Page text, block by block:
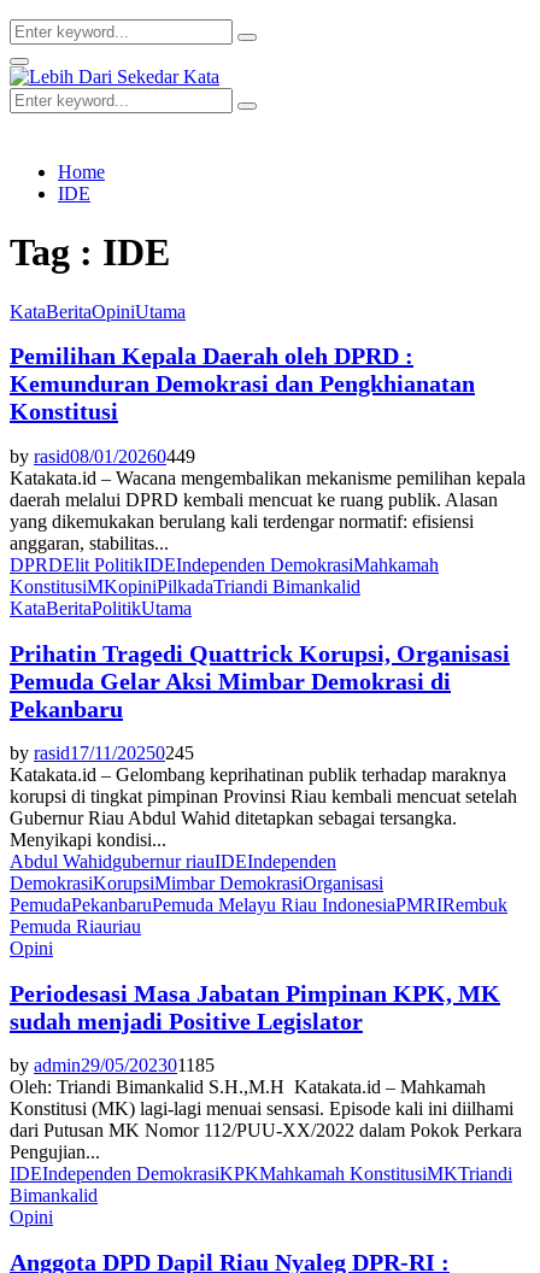
Search
for:
Search
Primary
Menu
Search
for:
Search
Home
IDE
Tag : IDE
KataBeritaOpiniUtama
Pemilihan Kepala Daerah oleh DPRD :
Kemunduran Demokrasi dan Pengkhianatan
Konstitusi
by rasid08/01/20260449
Katakata.id – Wacana mengembalikan mekanisme pemilihan kepala
daerah melalui DPRD kembali mencuat ke ruang publik. Alasan
yang dikemukakan berulang kali terdengar normatif: efisiensi
anggaran, stabilitas...
DPRDElit PolitikIDEIndependen DemokrasiMahkamah
KonstitusiMKopiniPilkadaTriandi Bimankalid
KataBeritaPolitikUtama
Prihatin Tragedi Quattrick Korupsi, Organisasi
Pemuda Gelar Aksi Mimbar Demokrasi di
Pekanbaru
by rasid17/11/20250245
Katakata.id – Gelombang keprihatinan publik terhadap maraknya
korupsi di tingkat pimpinan Provinsi Riau kembali mencuat setelah
Gubernur Riau Abdul Wahid ditetapkan sebagai tersangka.
Menyikapi kondisi...
Abdul Wahidgubernur riauIDEIndependen
DemokrasiKorupsiMimbar DemokrasiOrganisasi
PemudaPekanbaruPemuda Melayu Riau IndonesiaPMRIRembuk
Pemuda Riauriau
Opini
Periodesasi Masa Jabatan Pimpinan KPK, MK
sudah menjadi Positive Legislator
by admin29/05/202301185
Oleh: Triandi Bimankalid S.H.,M.H Katakata.id – Mahkamah
Konstitusi (MK) lagi-lagi menuai sensasi. Episode kali ini diilhami
dari Putusan MK Nomor 112/PUU-XX/2022 dalam Pokok Perkara
Pengujian...
IDEIndependen DemokrasiKPKMahkamah KonstitusiMKTriandi
Bimankalid
Opini
Anggota DPD Dapil Riau Nyaleg DPR-RI :